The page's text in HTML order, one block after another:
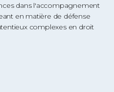
dans l'accompagnement
en matière de défense
complexes en droit